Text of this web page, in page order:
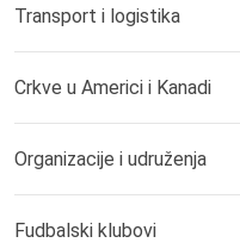
Transport i logistika
Crkve u Americi i Kanadi
Organizacije i udruženja
Fudbalski klubovi